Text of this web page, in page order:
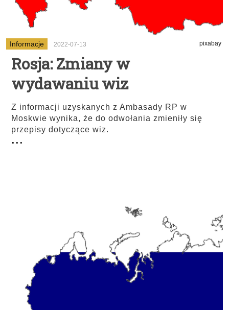
Informacje 2022-07-13 pixabay
Rosja: Zmiany w
wydawaniu wiz
Z informacji uzyskanych z Ambasady RP w
Moskwie wynika, że do odwołania zmieniły się
przepisy dotyczące wiz.
...